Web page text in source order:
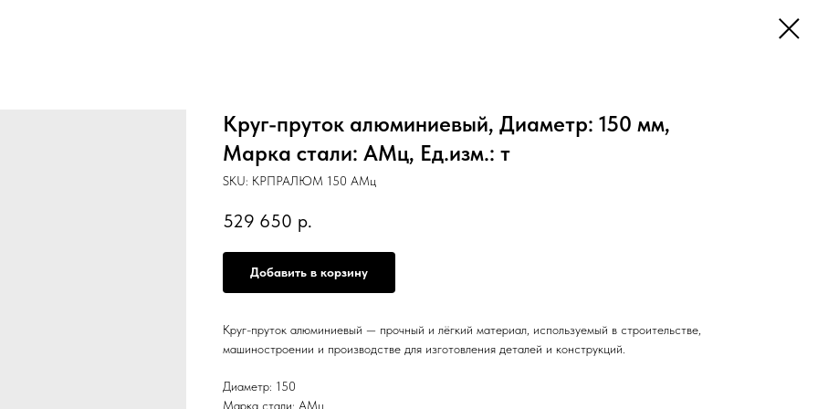
Круг-пруток алюминиевый, Диаметр: 150 мм,
Марка стали: АМц, Ед.изм.: т
SKU: КРПРАЛЮМ 150 АМц
529 650 р.
Добавить в корзину
Круг-пруток алюминиевый — прочный и лёгкий материал, используемый в строительстве,
машиностроении и производстве для изготовления деталей и конструкций.
Диаметр: 150
Марка стали: АМц